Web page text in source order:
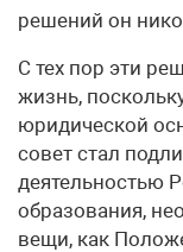
решений он
С тех пор эти
жизнь,
юридической
совет стал
деятельностью
образования,
вещи, как